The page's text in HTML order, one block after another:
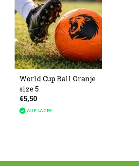
World Cup Ball Oranje
size 5
€5,50
AUF LAGER